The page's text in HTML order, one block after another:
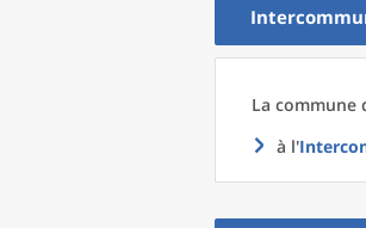
La commune
à l'